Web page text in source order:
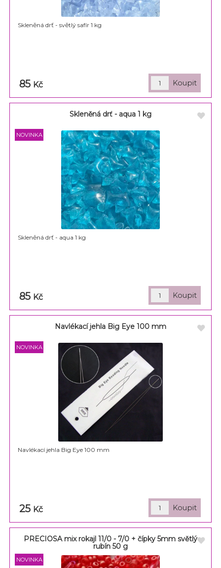
Skleněná drť - světlý safír 1 kg
85 Kč
Skleněná drť - aqua 1 kg
Skleněná drť - aqua 1 kg
85 Kč
Navlékací jehla Big Eye 100 mm
Navlékací jehla Big Eye 100 mm
25 Kč
PRECIOSA mix rokajl 11/0 - 7/0 + čípky 5mm světlý
rubín 50 g